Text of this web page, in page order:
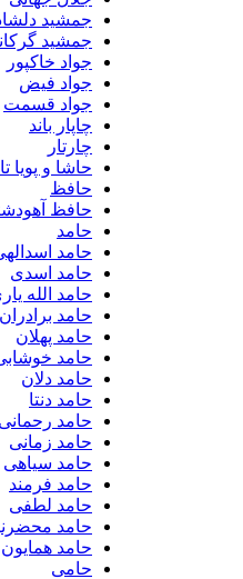
جمشید دلشادی
جمشید گرکانی
جواد خاکپور
جواد فیض
جواد قسمت
چاپار باند
حاشا و پویا تات لاو
حافظ آهودشتی
حامد اسدالهی
حامد اسدی
حامد الله یاری
حامد برادران
حامد پهلان
حامد خوشابی
حامد دلان
حامد دنتا
حامد رحمانی
حامد زمانی
حامد سیاهی
حامد فرمند
حامد لطفی
حامد محضرنیا
حامد همایون